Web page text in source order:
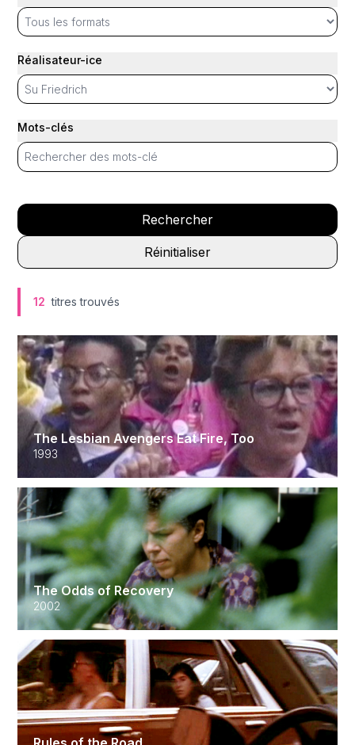
Réalisateur-ice
Mots-clés
Rechercher
Réinitialiser
12 titres trouvés
The Lesbian Avengers Eat Fire, Too
1993
The Odds of Recovery
2002